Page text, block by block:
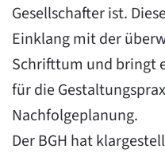
Gesellschafter ist.
Einklang mit der
Schrifttum und bringt
für die
Nachfolgeplanung.
Der BGH hat